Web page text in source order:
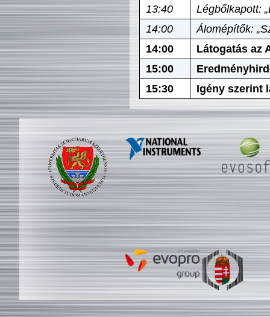
13:40
Légbőlkapott:
14:00
Álomépítők:
14:00
Látogatás az
15:00
15:30
Igény szerint